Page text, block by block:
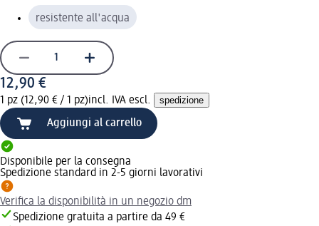
resistente all'acqua
12,90 €
1 pz (12,90 € / 1 pz)incl. IVA escl. spedizione
Aggiungi al carrello
Disponibile per la consegna
Spedizione standard in 2-5 giorni lavorativi
Verifica la disponibilità in un negozio dm
Spedizione gratuita a partire da 49 €